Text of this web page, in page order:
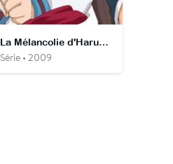
La Mélancolie d'Haruhi Suzumiya
Série • 2009